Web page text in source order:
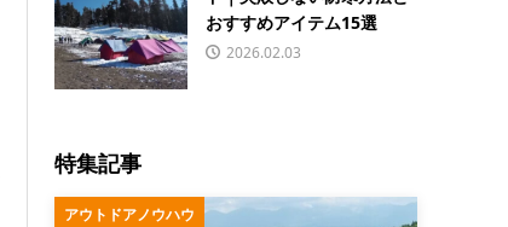
おすすめアイテム15選
2026.02.03
特集記事
アウトドアノウハウ